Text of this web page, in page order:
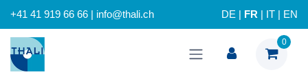
+41 41 919 66 66 | info@thali.ch DE FR IT EN
0